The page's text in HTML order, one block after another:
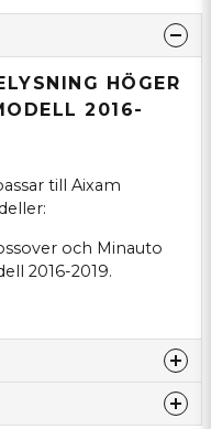
HÖGER
2016-
till Aixam
och Minauto
2016-2019.